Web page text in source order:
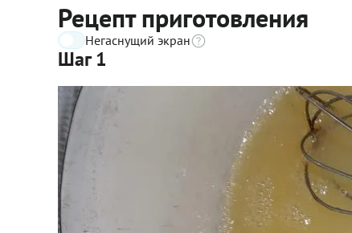
Рецепт приготовления
Негаснущий экран
Шаг 1